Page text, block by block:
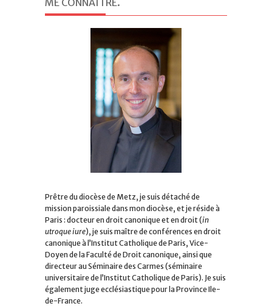
ME CONNAITRE.
Prêtre du diocèse de Metz, je suis détaché de
mission paroissiale dans mon diocèse, et je réside à
Paris : docteur en droit canonique et en droit (in
utroque iure), je suis maître de conférences en droit
canonique à l’Institut Catholique de Paris, Vice-
Doyen de la Faculté de Droit canonique, ainsi que
directeur au Séminaire des Carmes (séminaire
universitaire de l’Institut Catholique de Paris). Je suis
également juge ecclésiastique pour la Province Ile-
de-France.